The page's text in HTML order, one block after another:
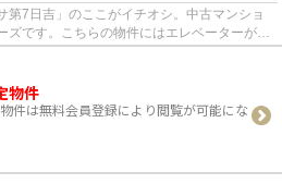
第7日吉」のここがイチオシ。中古マンショ
ズです。こちらの物件にはエレベーターがあ
みなら、先ずは...
物件
件は無料会員登録により閲覧が可能にな